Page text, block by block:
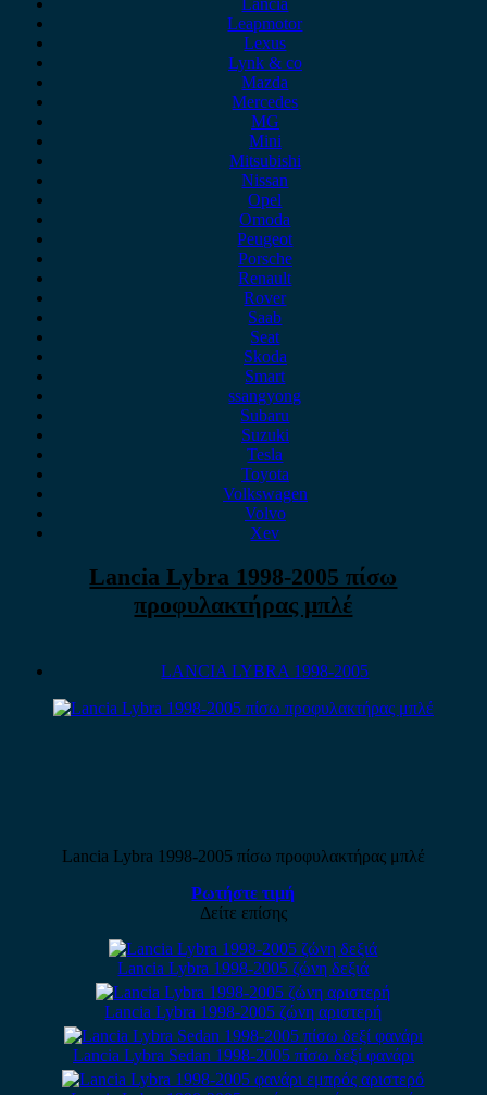
Lancia
Leapmotor
Lexus
Lynk & co
Mazda
Mercedes
MG
Mini
Mitsubishi
Nissan
Opel
Omoda
Peugeot
Porsche
Renault
Rover
Saab
Seat
Skoda
Smart
ssangyong
Subaru
Suzuki
Tesla
Toyota
Volkswagen
Volvo
Xev
Lancia Lybra 1998-2005 πίσω
προφυλακτήρας μπλέ
LANCIA LYBRA 1998-2005
Lancia Lybra 1998-2005 πίσω προφυλακτήρας μπλέ
Ρωτήστε τιμή
Δείτε επίσης
Lancia Lybra 1998-2005 ζώνη δεξιά
Lancia Lybra 1998-2005 ζώνη αριστερή
Lancia Lybra Sedan 1998-2005 πίσω δεξί φανάρι